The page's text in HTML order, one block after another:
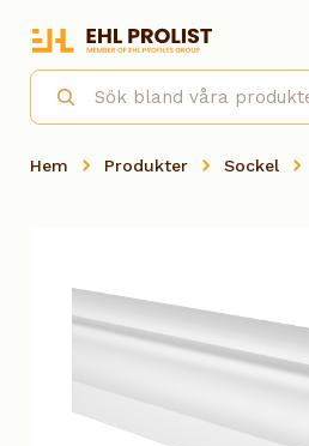
Hem Produkter Sockel